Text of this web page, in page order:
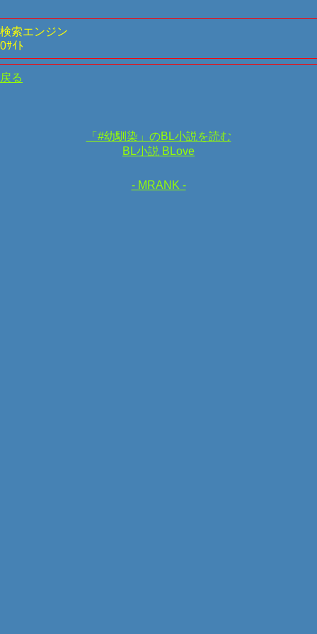
検索エンジン
0ｻｲﾄ
戻る
「#幼馴染」のBL小説を読む
BL小説 BLove
- MRANK -